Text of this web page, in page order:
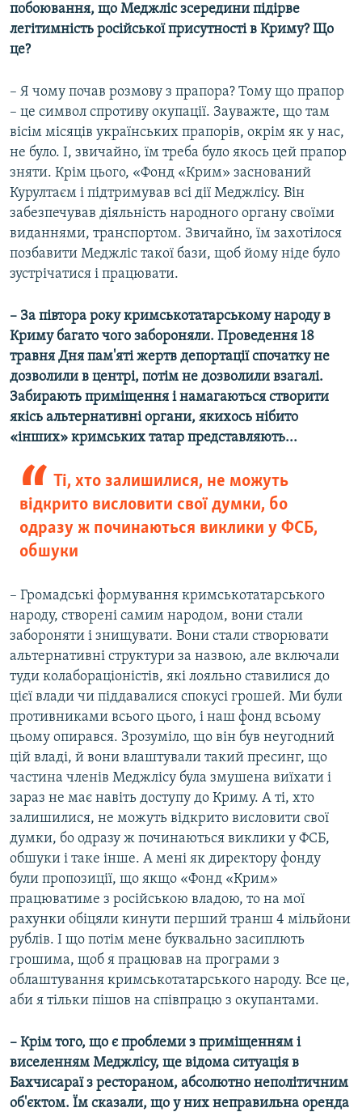
побоювання, що Меджліс зсередини підірве
легітимність російської присутності в Криму? Що
це?
– Я чому почав розмову з прапора? Тому що прапор
– це символ спротиву окупації. Зауважте, що там
вісім місяців українських прапорів, окрім як у нас,
не було. І, звичайно, їм треба було якось цей прапор
зняти. Крім цього, «Фонд «Крим» заснований
Курултаєм і підтримував всі дії Меджлісу. Він
забезпечував діяльність народного органу своїми
виданнями, транспортом. Звичайно, їм захотілося
позбавити Меджліс такої бази, щоб йому ніде було
зустрічатися і працювати.
– За півтора року кримськотатарському народу в
Криму багато чого забороняли. Проведення 18
травня Дня пам'яті жертв депортації спочатку не
дозволили в центрі, потім не дозволили взагалі.
Забирають приміщення і намагаються створити
якісь альтернативні органи, якихось нібито
«інших» кримських татар представляють...
Ті, хто залишилися, не можуть
відкрито висловити свої думки, бо
одразу ж починаються виклики у ФСБ,
обшуки
– Громадські формування кримськотатарського
народу, створені самим народом, вони стали
забороняти і знищувати. Вони стали створювати
альтернативні структури за назвою, але включали
туди колабораціоністів, які лояльно ставилися до
цієї влади чи піддавалися спокусі грошей. Ми були
противниками всього цього, і наш фонд всьому
цьому опирався. Зрозуміло, що він був неугодний
цій владі, й вони влаштували такий пресинг, що
частина членів Меджлісу була змушена виїхати і
зараз не має навіть доступу до Криму. А ті, хто
залишилися, не можуть відкрито висловити свої
думки, бо одразу ж починаються виклики у ФСБ,
обшуки і таке інше. А мені як директору фонду
були пропозиції, що якщо «Фонд «Крим»
працюватиме з російською владою, то на мої
рахунки обіцяли кинути перший транш 4 мільйони
рублів. І що потім мене буквально засиплють
грошима, щоб я працював на програми з
облаштування кримськотатарського народу. Все це,
аби я тільки пішов на співпрацю з окупантами.
– Крім того, що є проблеми з приміщенням і
виселенням Меджлісу, ще відома ситуація в
Бахчисараї з рестораном, абсолютно неполітичним
об'єктом. Їм сказали, що у них неправильна оренда